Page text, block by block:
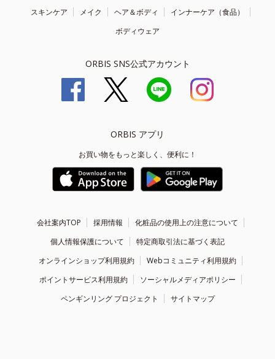
スキンケア メイク ヘア＆ボディ
インナーケア（食品）
ボディウェア
ORBIS SNS公式アカウント
ORBIS アプリ
お買い物をもっと楽しく、便利に！
会社案内TOP 採用情報
化粧品の使用上の注意について
個人情報保護について
特定商取引法に基づく表記
オンラインショップ利用規約
Webコミュニティ利用規約
ポイントサービス利用規約
ソーシャルメディアポリシー
ペンギンリング プロジェクト
サイトマップ